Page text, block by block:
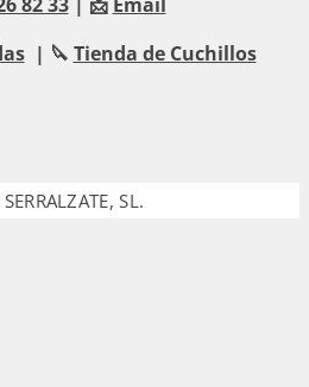
| 🔪 Tienda de Cuchillos
SL.